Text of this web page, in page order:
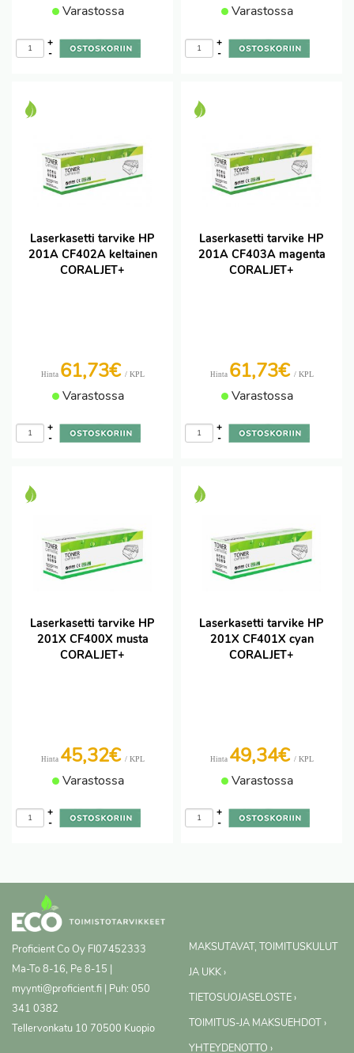
Varastossa
-
+
Varastossa
-
+
Laserkasetti tarvike HP
201A CF402A keltainen
CORALJET+
Hinta 61,73€ / KPL
Varastossa
-
+
Laserkasetti tarvike HP
201A CF403A magenta
CORALJET+
Hinta 61,73€ / KPL
Varastossa
-
+
Laserkasetti tarvike HP
201X CF400X musta
CORALJET+
Hinta 45,32€ / KPL
Varastossa
-
+
Laserkasetti tarvike HP
201X CF401X cyan
CORALJET+
Hinta 49,34€ / KPL
Varastossa
-
+
Proficient Co Oy FI07452333
Ma-To 8-16, Pe 8-15 |
myynti@proficient.fi | Puh: 050
341 0382
Tellervonkatu 10 70500 Kuopio
MAKSUTAVAT, TOIMITUSKULUT
JA UKK ›
TIETOSUOJASELOSTE ›
TOIMITUS-JA MAKSUEHDOT ›
YHTEYDENOTTO ›